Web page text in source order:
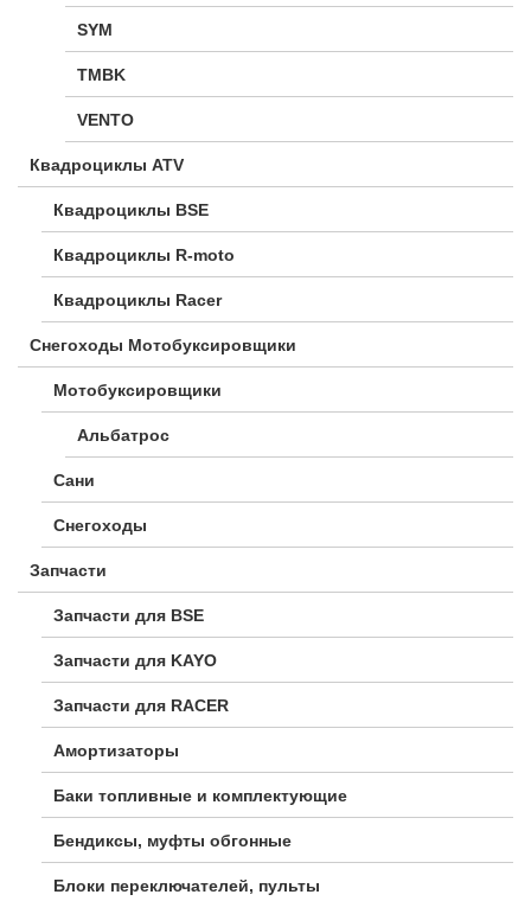
SYM
TMBK
VENTO
Квадроциклы ATV
Квадроциклы BSE
Квадроциклы R-moto
Квадроциклы Racer
Снегоходы Мотобуксировщики
Мотобуксировщики
Альбатрос
Сани
Снегоходы
Запчасти
Запчасти для BSE
Запчасти для KAYO
Запчасти для RACER
Амортизаторы
Баки топливные и комплектующие
Бендиксы, муфты обгонные
Блоки переключателей, пульты